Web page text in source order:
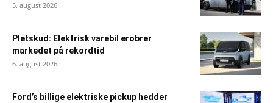
5. august 2026
Pletskud: Elektrisk varebil erobrer
markedet på rekordtid
6. august 2026
Ford’s billige elektriske pickup hedder